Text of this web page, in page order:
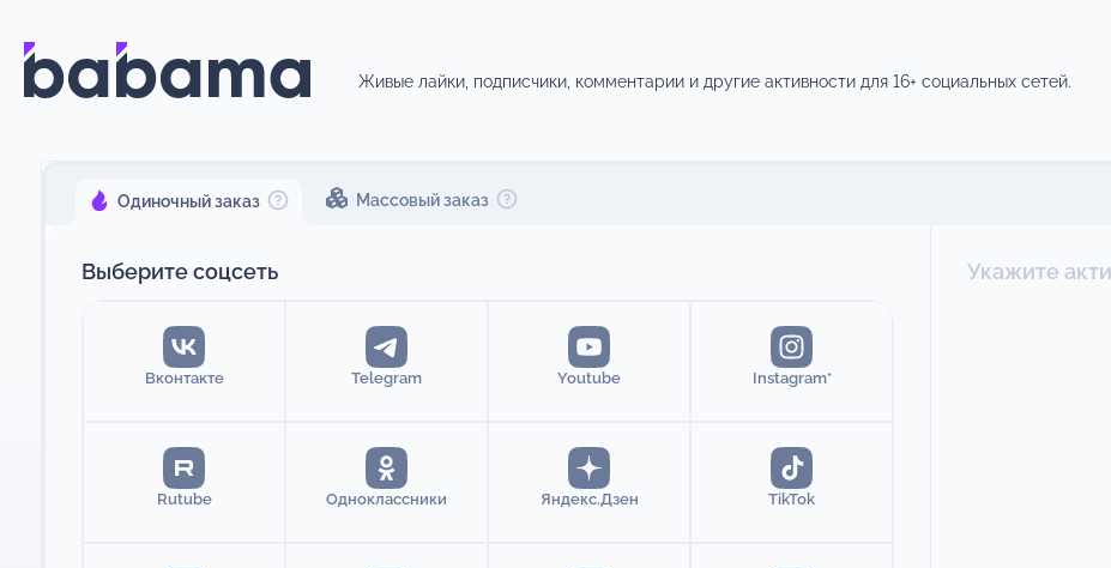
Живые лайки, подписчики, комментарии и другие активности для 16+ социальных сетей.
Одиночный заказ Массовый заказ
Выберите соцсеть
Вконтакте Telegram Youtube Instagram*
Rutube Одноклассники Яндекс.Дзен TikTok
Укажите